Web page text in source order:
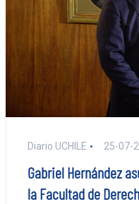
Diario UCHILE 25-07-
Gabriel Hernández
la Facultad de